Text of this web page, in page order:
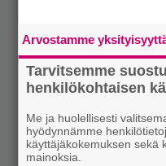
Arvostamme
Tarvitsemme
henkilökohtaisen
Me ja huolellisesti
hyödynnämme
käyttäjäkokemuksen sekä
mainoksia.